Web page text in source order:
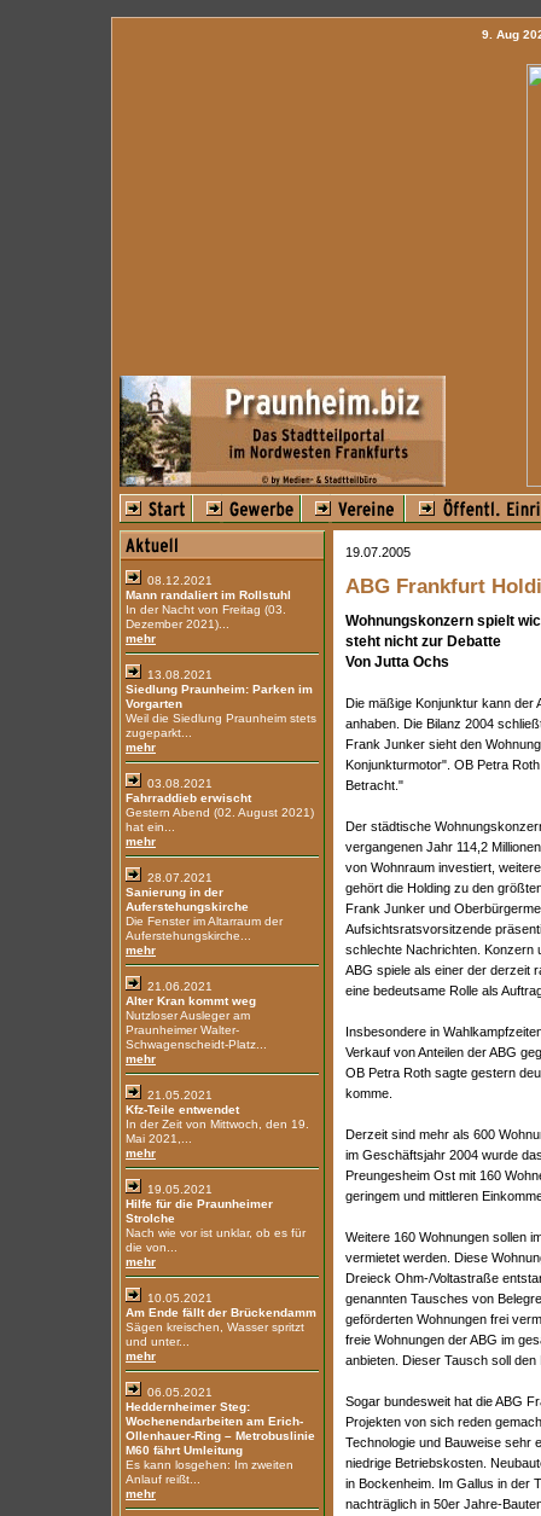
9. Aug
08.12.2021
Mann randaliert im Rollstuhl
In der Nacht von Freitag (03.
Dezember 2021)...
mehr
13.08.2021
Siedlung Praunheim: Parken im
Vorgarten
Weil die Siedlung Praunheim stets
zugeparkt...
mehr
03.08.2021
Fahrraddieb erwischt
Gestern Abend (02. August 2021)
hat ein...
mehr
28.07.2021
Sanierung in der
Auferstehungskirche
Die Fenster im Altarraum der
Auferstehungskirche...
mehr
21.06.2021
Alter Kran kommt weg
Nutzloser Ausleger am
Praunheimer Walter-
Schwagenscheidt-Platz...
mehr
21.05.2021
Kfz-Teile entwendet
In der Zeit von Mittwoch, den 19.
Mai 2021,...
mehr
19.05.2021
Hilfe für die Praunheimer
Strolche
Nach wie vor ist unklar, ob es für
die von...
mehr
10.05.2021
Am Ende fällt der Brückendamm
Sägen kreischen, Wasser spritzt
und unter...
mehr
06.05.2021
Heddernheimer Steg:
Wochenendarbeiten am Erich-
Ollenhauer-Ring – Metrobuslinie
M60 fährt Umleitung
Es kann losgehen: Im zweiten
Anlauf reißt...
mehr
19.07.2005
ABG Frankfurt
Wohnungskonzern spielt
steht nicht zur Debatte
Von Jutta Ochs
Die mäßige Konjunktur kann der
anhaben. Die Bilanz 2004
Frank Junker sieht den
Konjunkturmotor". OB Petra
Betracht."
Der städtische
vergangenen Jahr 114,2
von Wohnraum investiert,
gehört die Holding zu den
Frank Junker und
Aufsichtsratsvorsitzende
schlechte Nachrichten. Konzern
ABG spiele als einer der derzeit
eine bedeutsame Rolle als
Insbesondere in
Verkauf von Anteilen der ABG
OB Petra Roth sagte gestern
komme.
Derzeit sind mehr als 600
im Geschäftsjahr 2004 wurde
Preungesheim Ost mit 160
geringem und mittleren
Weitere 160 Wohnungen sollen
vermietet werden. Diese
Dreieck Ohm-/Voltastraße
genannten Tausches von
geförderten Wohnungen frei
freie Wohnungen der ABG im
anbieten. Dieser Tausch soll
Sogar bundesweit hat die ABG
Projekten von sich reden
Technologie und Bauweise sehr
niedrige Betriebskosten.
in Bockenheim. Im Gallus in der
nachträglich in 50er Jahre-